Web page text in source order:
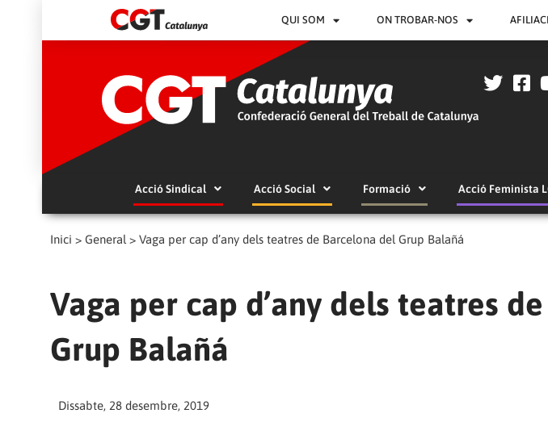
QUI SOM ON TROBAR-NOS
Acció Sindical Acció Social Formació Acció Feminista
Inici > General > Vaga per cap d’any dels teatres de Barcelona del Grup Balañá
Vaga per cap d’any dels teatres
Grup Balañá
Dissabte, 28 desembre, 2019